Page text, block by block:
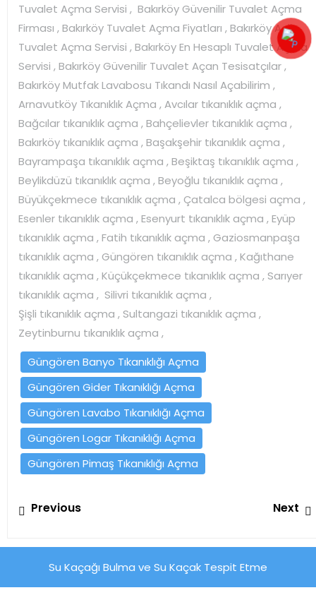
Tuvalet Açma Servisi , Bakırköy Güvenilir Tuvalet Açma
Firması , Bakırköy Tuvalet Açma Fiyatları , Bakırköy Acil
Tuvalet Açma Servisi , Bakırköy En Hesaplı Tuvalet Açma
Servisi , Bakırköy Güvenilir Tuvalet Açan Tesisatçılar ,
Bakırköy Mutfak Lavabosu Tıkandı Nasıl Açabilirim ,
Arnavutköy Tıkanıklık Açma , Avcılar tıkanıklık açma ,
Bağcılar tıkanıklık açma , Bahçelievler tıkanıklık açma ,
Bakırköy tıkanıklık açma , Başakşehir tıkanıklık açma ,
Bayrampaşa tıkanıklık açma , Beşiktaş tıkanıklık açma ,
Beylikdüzü tıkanıklık açma , Beyoğlu tıkanıklık açma ,
Büyükçekmece tıkanıklık açma , Çatalca bölgesi açma ,
Esenler tıkanıklık açma , Esenyurt tıkanıklık açma , Eyüp
tıkanıklık açma , Fatih tıkanıklık açma , Gaziosmanpaşa
tıkanıklık açma , Güngören tıkanıklık açma , Kağıthane
tıkanıklık açma , Küçükçekmece tıkanıklık açma , Sarıyer
tıkanıklık açma , Silivri tıkanıklık açma ,
Şişli tıkanıklık açma , Sultangazi tıkanıklık açma ,
Zeytinburnu tıkanıklık açma ,
Güngören Banyo Tıkanıklığı Açma
Güngören Gider Tıkanıklığı Açma
Güngören Lavabo Tıkanıklığı Açma
Güngören Logar Tıkanıklığı Açma
Güngören Pimaş Tıkanıklığı Açma
Yazı
gezinmesi
PreviousPrevious
Next
Su Kaçağı Bulma ve Su Kaçak Tespit Etme